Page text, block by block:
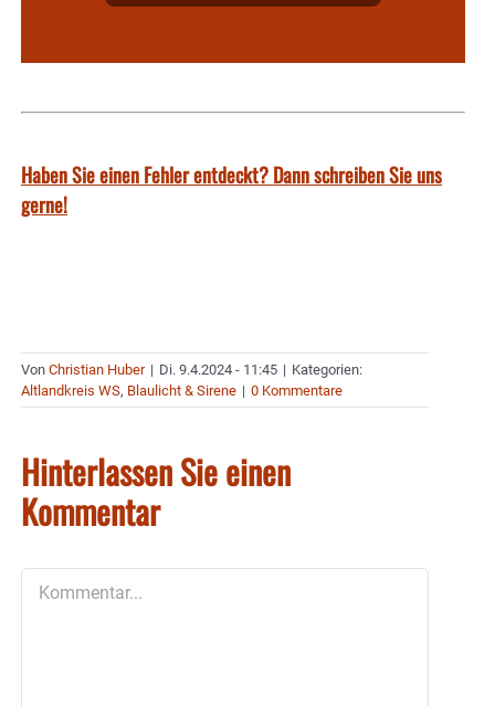
Haben Sie einen Fehler entdeckt? Dann schreiben Sie uns
gerne!
Von Christian Huber | Di. 9.4.2024 - 11:45 | Kategorien:
Altlandkreis WS, Blaulicht & Sirene | 0 Kommentare
Hinterlassen Sie einen
Kommentar